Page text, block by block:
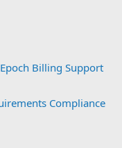
Epoch Billing Support
Compliance